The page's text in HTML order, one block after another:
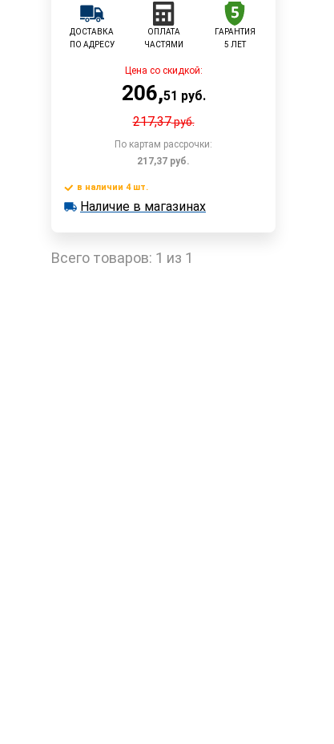
ДОСТАВКА
ПО АДРЕСУ
ОПЛАТА
ЧАСТЯМИ
ГАРАНТИЯ
5 ЛЕТ
Цена со скидкой:
206,51 руб.
217,37руб.
По картам рассрочки:
217,37 руб.
В корзину
Быстрый заказ
в наличии 4 шт.
в наличии 4 шт.
Наличие в магазинах
Всего товаров: 1 из 1